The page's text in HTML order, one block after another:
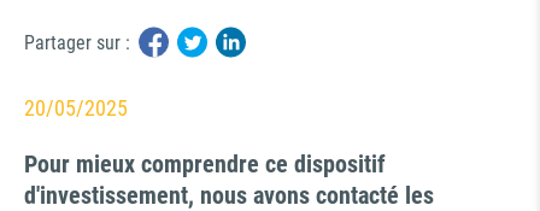
Partager sur :
20/05/2025
Pour mieux comprendre ce dispositif
d'investissement, nous avons contacté les